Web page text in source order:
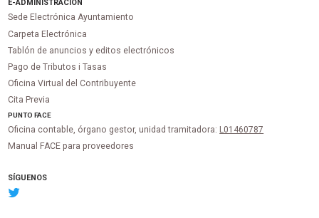
E-ADMINISTRACIÓN
Sede Electrónica Ayuntamiento
Carpeta Electrónica
Tablón de anuncios y editos electrónicos
Pago de Tributos i Tasas
Oficina Virtual del Contribuyente
Cita Previa
PUNTOFACE
Oficina contable, órgano gestor, unidad tramitadora: L01460787
Manual FACE para proveedores
SÍGUENOS